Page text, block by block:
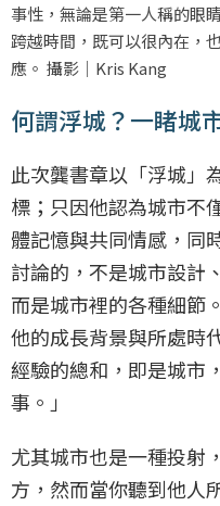
事性，無論是第一人稱的眼
跨越時間，既可以很內在，
應。 攝影｜Kris Kang
何謂浮城？一睹城
此次龔書章以「浮城」
標；只因他認為城市不
體記憶與共同情感，同
討論的，不是城市設計
而是城市裡的各種細節
他的成長背景與所處時
經驗的總和，即是城市
事。」
尤其城市也是一種投射
方，然而當你聽到他人